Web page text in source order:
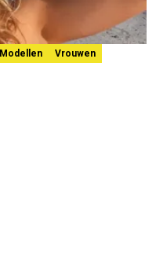
Modellen Vrouwen